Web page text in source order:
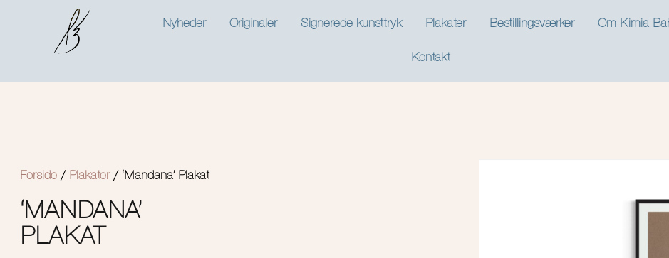
Nyheder Originaler Signerede kunsttryk Plakater Bestillingsværker Om Kimia
Kontakt
Forside / Plakater/ ‘Mandana’ Plakat
‘MANDANA’
PLAKAT